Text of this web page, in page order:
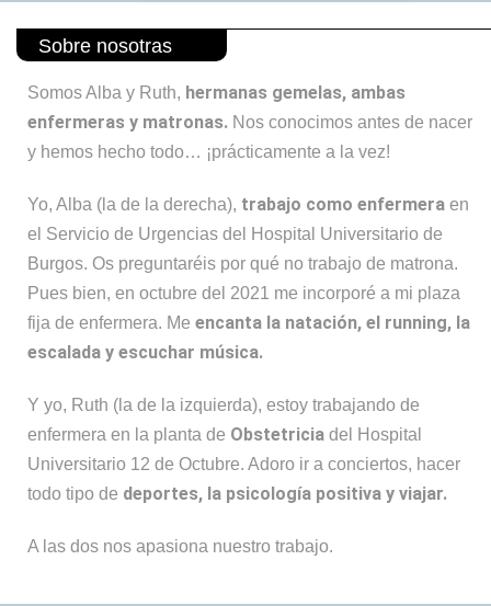
Sobre nosotras
Somos Alba y Ruth, hermanas gemelas, ambas
enfermeras y matronas. Nos conocimos antes de nacer
y hemos hecho todo… ¡prácticamente a la vez!
Yo, Alba (la de la derecha), trabajo como enfermera en
el Servicio de Urgencias del Hospital Universitario de
Burgos. Os preguntaréis por qué no trabajo de matrona.
Pues bien, en octubre del 2021 me incorporé a mi plaza
fija de enfermera. Me encanta la natación, el running, la
escalada y escuchar música.
Y yo, Ruth (la de la izquierda), estoy trabajando de
enfermera en la planta de Obstetricia del Hospital
Universitario 12 de Octubre. Adoro ir a conciertos, hacer
todo tipo de deportes, la psicología positiva y viajar.
A las dos nos apasiona nuestro trabajo.